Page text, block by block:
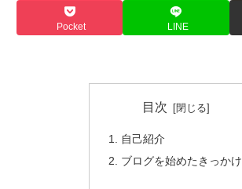
Pocket LINE
目次
自己紹介
ブログを始めたきっかけ